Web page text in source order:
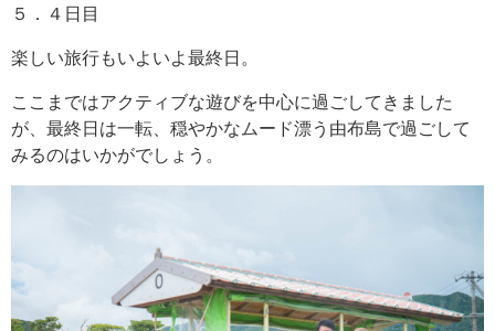
５．４日目
楽しい旅行もいよいよ最終日。
ここまではアクティブな遊びを中心に過ごしてきました
が、最終日は一転、穏やかなムード漂う由布島で過ごして
みるのはいかがでしょう。